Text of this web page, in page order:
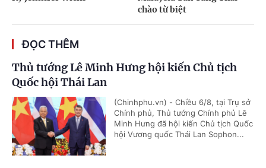
chào từ biệt
ĐỌC THÊM
Thủ tướng Lê Minh Hưng hội kiến Chủ tịch
Quốc hội Thái Lan
(Chinhphu.vn) - Chiều 6/8, tại Trụ sở
Chính phủ, Thủ tướng Chính phủ Lê
Minh Hưng đã hội kiến Chủ tịch Quốc
hội Vương quốc Thái Lan Sophon...